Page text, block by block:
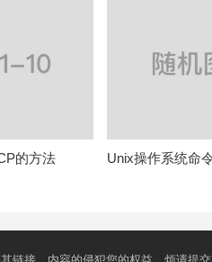
的方法 Unix操作系统命